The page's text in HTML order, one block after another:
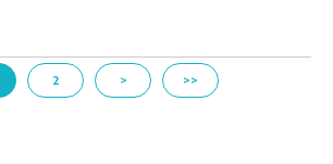
2 > >>